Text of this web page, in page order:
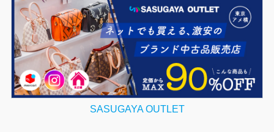
SASUGAYA OUTLET